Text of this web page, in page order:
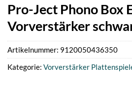
Pro-Ject Phono Box
Vorverstärker
Artikelnummer: 9120050436350
Kategorie: Vorverstärker